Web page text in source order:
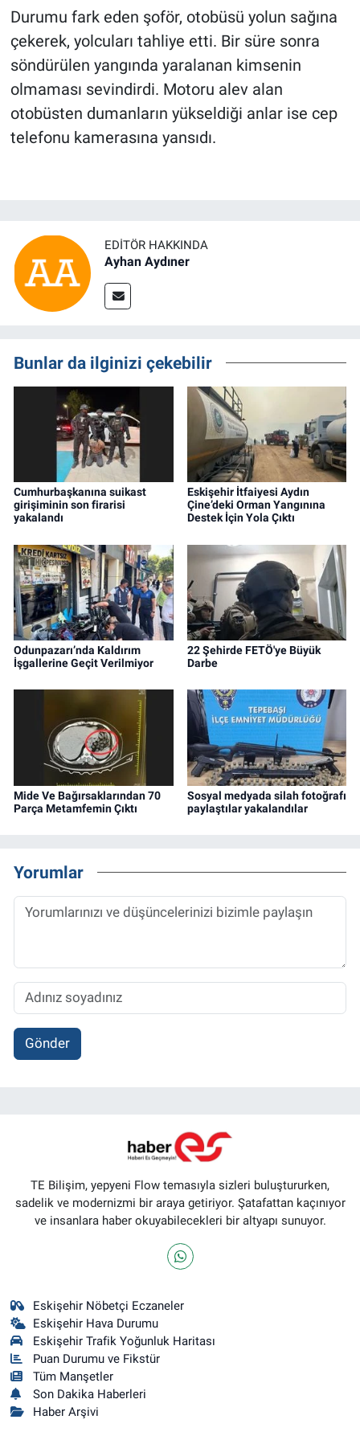
Durumu fark eden şoför, otobüsü yolun sağına
çekerek, yolcuları tahliye etti. Bir süre sonra
söndürülen yangında yaralanan kimsenin
olmaması sevindirdi. Motoru alev alan
otobüsten dumanların yükseldiği anlar ise cep
telefonu kamerasına yansıdı.
EDITÖR HAKKINDA
Ayhan Aydıner
Bunlar da ilginizi çekebilir
Cumhurbaşkanına suikast
girişiminin son firarisi
yakalandı
Eskişehir İtfaiyesi Aydın
Çine’deki Orman Yangınına
Destek İçin Yola Çıktı
Odunpazarı’nda Kaldırım
İşgallerine Geçit Verilmiyor
22 Şehirde FETÖ'ye Büyük
Darbe
Mide Ve Bağırsaklarından 70
Parça Metamfemin Çıktı
Sosyal medyada silah fotoğrafı
paylaştılar yakalandılar
Yorumlar
Gönder
TE Bilişim, yepyeni Flow temasıyla sizleri buluştururken,
sadelik ve modernizmi bir araya getiriyor. Şatafattan kaçınıyor
ve insanlara haber okuyabilecekleri bir altyapı sunuyor.
Eskişehir Nöbetçi Eczaneler
Eskişehir Hava Durumu
Eskişehir Trafik Yoğunluk Haritası
Puan Durumu ve Fikstür
Tüm Manşetler
Son Dakika Haberleri
Haber Arşivi